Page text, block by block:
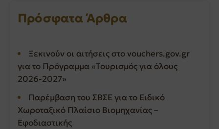
Πρόσφατα Άρθρα
Ξεκινούν οι αιτήσεις στο vouchers.gov.gr
για το Πρόγραμμα «Τουρισμός για όλους
2026-2027»
Παρέμβαση του ΣΒΣΕ για το Ειδικό
Χωροταξικό Πλαίσιο Βιομηχανίας –
Εφοδιαστικής